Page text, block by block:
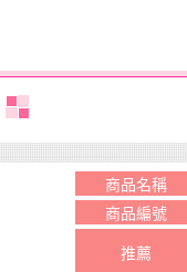
商品名稱
商品編號
推薦